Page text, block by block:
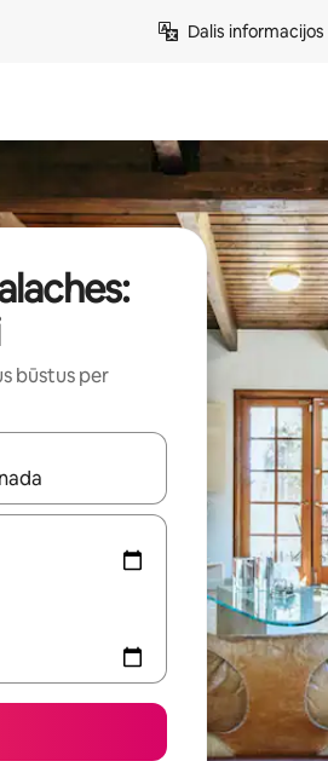
Dalis
būstus per
juos naršyti galite naudodami